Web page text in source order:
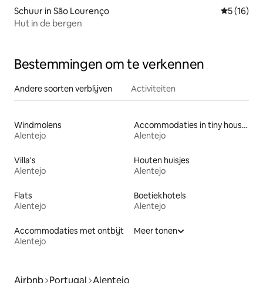
Schuur in São Lourenço
5 (16)
Hut in de bergen
Bestemmingen om te verkennen
Andere soorten verblijven Activiteiten
Windmolens
Alentejo
Accommodaties in tiny houses
Alentejo
Villa's
Alentejo
Houten huisjes
Alentejo
Flats
Alentejo
Boetiekhotels
Alentejo
Accommodaties met ontbijt
Alentejo
Meer tonen